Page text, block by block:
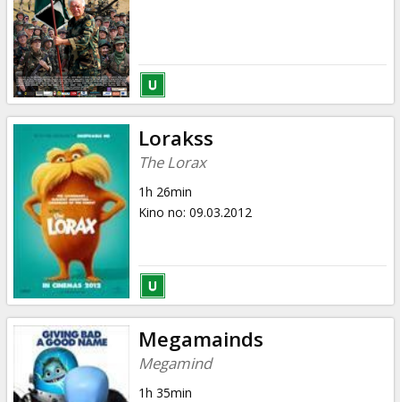
Lorakss
The Lorax
1h 26min
Kino no: 09.03.2012
Megamainds
Megamind
1h 35min